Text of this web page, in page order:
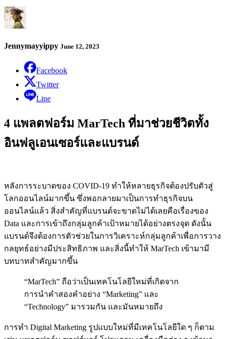
Jennymayyippy June 12, 2023
Facebook
Twitter
Line
4 แพลตฟอร์ม MarTech ที่มาช่วยชีวิตทั้ง
อินฟลูเอนเซอร์และแบรนด์
หลังการระบาดของ COVID-19 ทำให้หลายธุรกิจต้องปรับตัวสู่
โลกออนไลน์มากขึ้น ซึ่งพอกลายมาเป็นการทำธุรกิจบน
ออนไลน์แล้ว สิ่งสำคัญที่แบรนด์จะขาดไม่ได้เลยคือเรื่องของ
Data และการเข้าถึงกลุ่มลูกค้าเป้าหมายได้อย่างตรงจุด ดังนั้น
แบรนด์จึงต้องการตัวช่วยในการวิเคราะห์กลุ่มลูกค้าเพื่อการวาง
กลยุทธ์อย่างมีประสิทธิภาพ และสิ่งนี้ทำให้ MarTech เข้ามามี
บทบาทสำคัญมากขึ้น
“MarTech” ถือว่าเป็นเทคโนโลยีใหม่ที่เกิดจาก
การนำคำสองคำอย่าง “Marketing” และ
“Technology” มารวมกัน และมันหมายถึง
การทำ Digital Marketing รูปแบบใหม่ที่มีเทคโนโลยีใด ๆ ก็ตาม